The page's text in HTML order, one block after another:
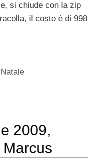
si chiude con la zip
il costo è di 998
Natale
2009,